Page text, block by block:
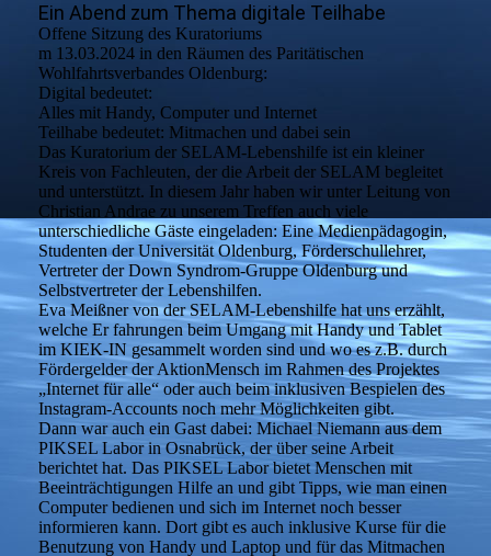
Ein Abend zum Thema digitale Teilhabe
Offene Sitzung des Kuratoriums
m 13.03.2024 in den Räumen des Paritätischen
Wohlfahrtsverbandes Oldenburg:
Digital bedeutet:
Alles mit Handy, Computer und Internet
Teilhabe bedeutet: Mitmachen und dabei sein
Das Kuratorium der SELAM-Lebenshilfe ist ein kleiner
Kreis von Fachleuten, der die Arbeit der SELAM begleitet
und unterstützt. In diesem Jahr haben wir unter Leitung von
Christian Andrae zu unserem Treffen auch viele
unterschiedliche Gäste eingeladen: Eine Medienpädagogin,
Studenten der Universität Oldenburg, Förderschullehrer,
Vertreter der Down Syndrom-Gruppe Oldenburg und
Selbstvertreter der Lebenshilfen.
Eva Meißner von der SELAM-Lebenshilfe hat uns erzählt,
welche Er fahrungen beim Umgang mit Handy und Tablet
im KIEK-IN gesammelt worden sind und wo es z.B. durch
Fördergelder der AktionMensch im Rahmen des Projektes
„Internet für alle“ oder auch beim inklusiven Bespielen des
Instagram-Accounts noch mehr Möglichkeiten gibt.
Dann war auch ein Gast dabei: Michael Niemann aus dem
PIKSEL Labor in Osnabrück, der über seine Arbeit
berichtet hat. Das PIKSEL Labor bietet Menschen mit
Beeinträchtigungen Hilfe an und gibt Tipps, wie man einen
Computer bedienen und sich im Internet noch besser
informieren kann. Dort gibt es auch inklusive Kurse für die
Benutzung von Handy und Laptop und für das Mitmachen